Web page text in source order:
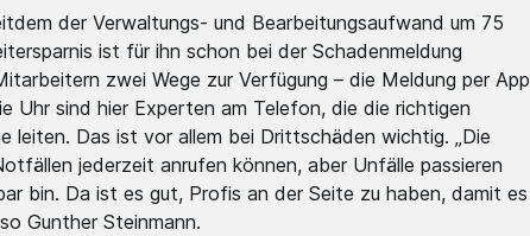
der Verwal­tungs- und Bearbe­itungs­aufwan­d um 75
ist für ihn schon bei der Schade­nmeldu­ng
zwei Wege zur Verfügung – die Meldung per App
Uhr sind hier Experten am Telefon, die die richtigen
leiten. Das ist vor allem bei Dritts­chäden­ wichtig. „Die
jederzeit anrufen können, aber Unfälle passieren
bin. Da ist es gut, Profis an der Seite zu haben, damit es
Gunther Steinmann.